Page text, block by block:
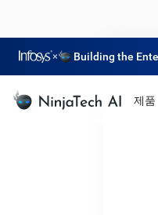
× Building the
제품